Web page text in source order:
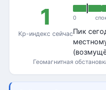
1
Kp-индекс сейчас
0
Пик
Геомагнитная